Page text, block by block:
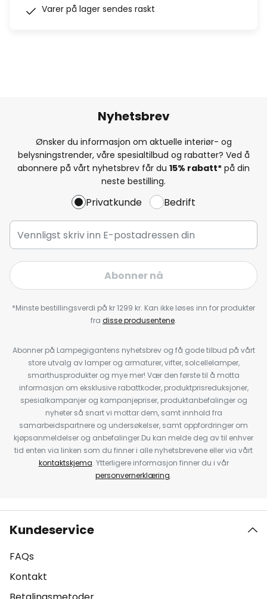
Varer på lager sendes raskt
Nyhetsbrev
Ønsker du informasjon om aktuelle interiør- og
belysningstrender, våre spesialtilbud og rabatter? Ved å
abonnere på vårt nyhetsbrev får du 15% rabatt* på din
neste bestilling.
Privatkunde Bedrift
Abonner nå
*Minste bestillingsverdi på kr 1299 kr. Kan ikke løses inn for produkter
fra disse produsentene.
Abonner på Lampegigantens nyhetsbrev og få gode tilbud på vårt
store utvalg av lamper og armaturer, vifter, solcellelamper,
smarthusprodukter og mye mer! Vær den første til å motta
informasjon om eksklusive rabattkoder, produktprisreduksjoner,
spesialkampanjer og kampanjepriser, produktanbefalinger og
nyheter så snart vi mottar dem, samt innhold fra
samarbeidspartnere og undersøkelser, samt oppfordringer om
kjøpsanmeldelser og anbefalinger.Du kan melde deg av til enhver
tid enten via linken som du finner i alle nyhetsbrevene eller via vårt
kontaktskjema. Ytterligere informasjon finner du i vår
personvernerklæring.
Kundeservice
FAQs
Kontakt